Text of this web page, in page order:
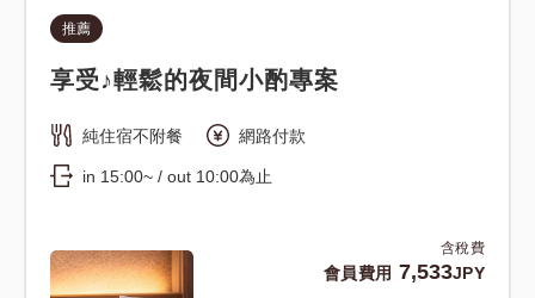
含稅費
會員費用 7,533JPY
推薦
享受♪輕鬆的夜間小酌專案
純住宿不附餐 網路付款
in 15:00~ / out 10:00為止